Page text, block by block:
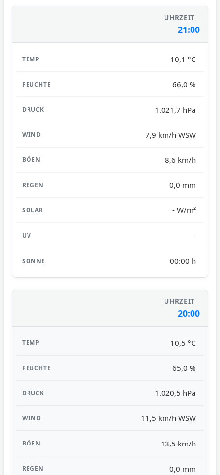
21:00
10,1 °C
66,0 %
1.021,7 hPa
7,9 km/h WSW
8,6 km/h
0,0 mm
- W/m²
-
00:00 h
20:00
10,5 °C
65,0 %
1.020,5 hPa
11,5 km/h WSW
13,5 km/h
0,0 mm